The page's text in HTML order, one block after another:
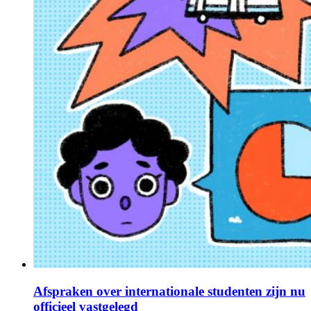
Afspraken over internationale studenten zijn nu
officieel vastgelegd